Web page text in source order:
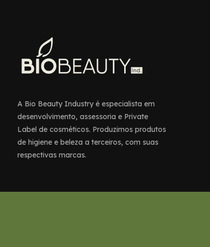
A Bio Beauty Industry é especialista em
desenvolvimento, assessoria e Private
Label de cosméticos. Produzimos produtos
de higiene e beleza a terceiros, com suas
respectivas marcas.